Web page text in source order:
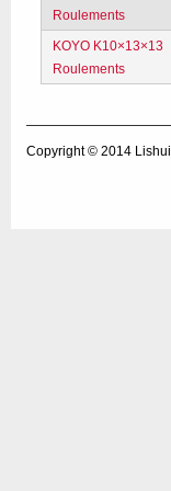
Roulements
KOYO K10×13×13
Roulements
Copyright © 2014